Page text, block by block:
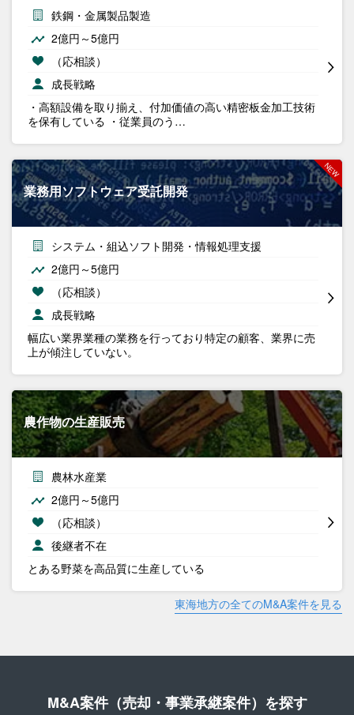
鉄鋼・金属製品製造
2億円～5億円
（応相談）
成長戦略
・高額設備を取り揃え、付加価値の高い精密板金加工技術
を保有している ・従業員のう…
業務用ソフトウェア受託開発
システム・組込ソフト開発・情報処理支援
2億円～5億円
（応相談）
成長戦略
幅広い業界業種の業務を行っており特定の顧客、業界に売
上が傾注していない。
農作物の生産販売
農林水産業
2億円～5億円
（応相談）
後継者不在
とある野菜を高品質に生産している
東海地方の全てのM&A案件を見る
M&A案件（売却・事業承継案件）を探す